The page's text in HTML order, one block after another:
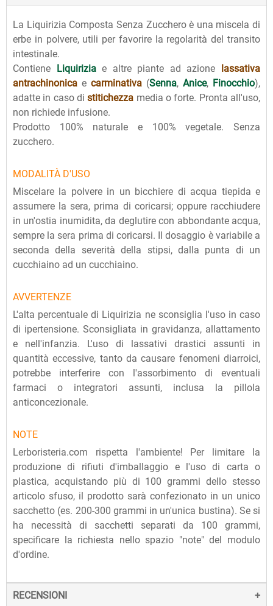
La Liquirizia Composta Senza Zucchero è una miscela di
erbe in polvere, utili per favorire la regolarità del transito
intestinale.
Contiene
Liquiriziae altre piante ad azione
lassativa
antrachinonica e carminativa (Senna, Anice, Finocchio),
adatte in caso distitichezza media o forte. Pronta all'uso,
non richiede infusione.
Prodotto 100% naturale e 100% vegetale. Senza
zucchero.
MODALITÀ D'USO
Miscelare la polvere in un bicchiere di acqua tiepida e
assumere la sera, prima di coricarsi; oppure racchiudere
in un'ostia inumidita, da deglutire con abbondante acqua,
sempre la sera prima di coricarsi. Il dosaggio è variabile a
seconda della severità della stipsi, dalla punta di un
cucchiaino ad un cucchiaino.
AVVERTENZE
L'alta percentuale di Liquirizia ne sconsiglia l'uso in caso
di ipertensione. Sconsigliata in gravidanza, allattamento
e nell'infanzia. L'uso di lassativi drastici assunti in
quantità eccessive, tanto da causare fenomeni diarroici,
potrebbe interferire con l'assorbimento di eventuali
farmaci o integratori assunti, inclusa la pillola
anticoncezionale.
NOTE
Lerboristeria.com rispetta l'ambiente! Per limitare la
produzione di rifiuti d'imballaggio e l'uso di carta o
plastica, acquistando più di 100 grammi dello stesso
articolo sfuso, il prodotto sarà confezionato in un unico
sacchetto (es. 200-300 grammi in un'unica bustina). Se si
ha necessità di sacchetti separati da 100 grammi,
specificare la richiesta nello spazio "note" del modulo
d'ordine.
RECENSIONI